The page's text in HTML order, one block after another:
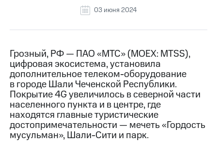
информация
Контакты
Медиа-центр
Пресс-
релизы
МТС
о технологиях
Достижения
03 июня 2024
Грозный, РФ — ПАО «МТС» (MOEX: MTSS),
цифровая экосистема, установила
дополнительное телеком-оборудование
в городе Шали Чеченской Республики.
Покрытие 4G увеличилось в северной части
населенного пункта и в центре, где
находятся главные туристические
достопримечательности — мечеть «Гордость
мусульман», Шали-Сити и парк.